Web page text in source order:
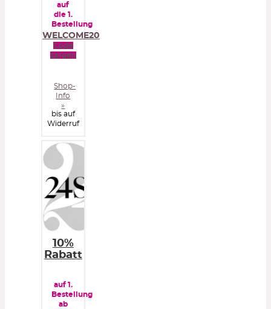
auf
die 1.
Bestellung
WELCOME20
Code
zeigen
Shop-
Info
»
bis auf
Widerruf
10%
Rabatt
auf 1.
Bestellung
ab